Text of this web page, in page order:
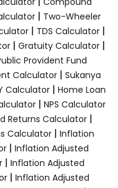
| Two-Wheeler
| TDS Calculator|
| Gratuity Calculator|
Provident Fund
Calculator| Sukanya
Calculator| Home Loan
| NPS Calculator
Returns Calculator |
Calculator| Inflation
| Inflation Adjusted
| Inflation Adjusted
| Inflation Adjusted